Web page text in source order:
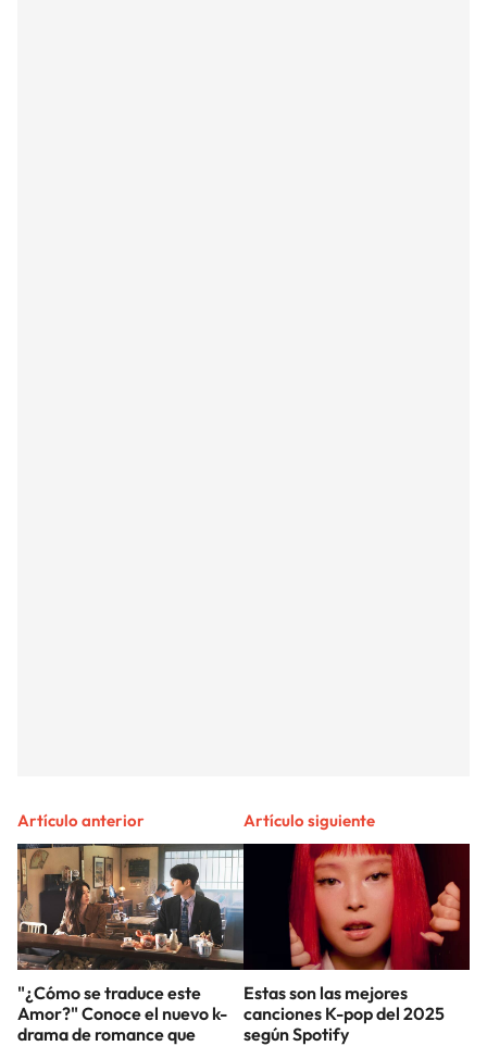
Artículo anterior
"¿Cómo se traduce este
Amor?" Conoce el nuevo k-
drama de romance que
Artículo siguiente
Estas son las mejores
canciones K-pop del 2025
según Spotify